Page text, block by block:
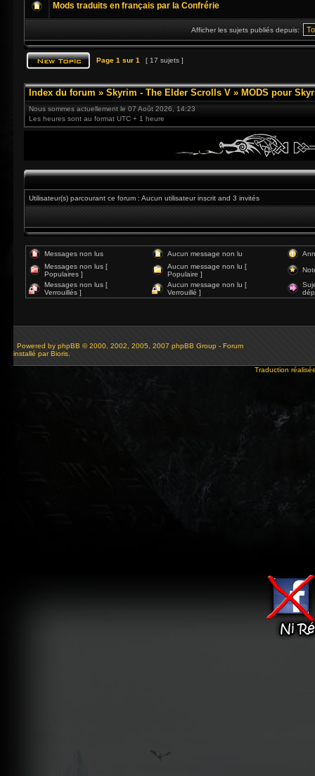
Mods traduits en français par la Confrérie
Afficher les sujets publiés depuis:
Page 1 sur 1 [ 17 sujets ]
Index du forum » Skyrim - The Elder Scrolls V » MODS pour
Nous sommes actuellement le 07 Août 2026, 14:23
Les heures sont au format UTC + 1 heure
Utilisateur(s) parcourant ce forum : Aucun utilisateur inscrit and 3 invités
Messages non lus Aucun message non lu
Messages non lus [
Populaires ]
Aucun message non lu [
Populaire ]
Messages non lus [
Verrouillés ]
Aucun message non lu [
Verrouillé ]
Powered by phpBB © 2000, 2002, 2005, 2007 phpBB Group - Forum
installé par Bioris.
Traduction